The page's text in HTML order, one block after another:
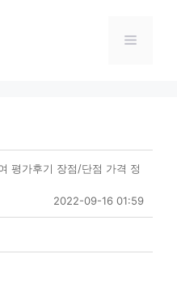
Menu
평가후기 장점/단점 가격 정
2022-09-16 01:59